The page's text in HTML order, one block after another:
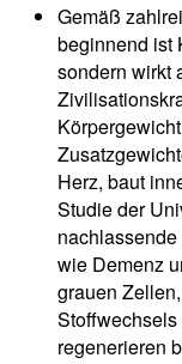
Gemäß
beginnend ist
sondern wirkt
Herz, baut
Studie der
wie Demenz
grauen
regenerieren